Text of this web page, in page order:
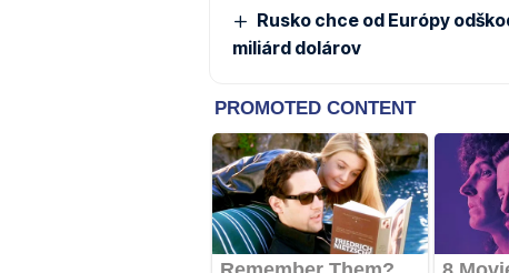
Rusko chce od Európy
miliárd dolárov